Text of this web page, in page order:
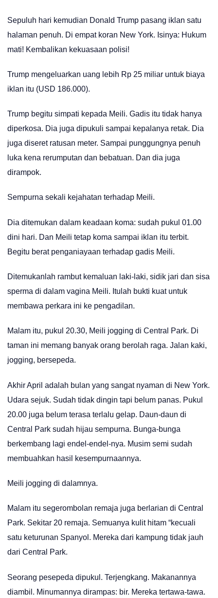
Sepuluh hari kemudian Donald Trump pasang iklan satu
halaman penuh. Di empat koran New York. Isinya: Hukum
mati! Kembalikan kekuasaan polisi!
Trump mengeluarkan uang lebih Rp 25 miliar untuk biaya
iklan itu (USD 186.000).
Trump begitu simpati kepada Meili. Gadis itu tidak hanya
diperkosa. Dia juga dipukuli sampai kepalanya retak. Dia
juga diseret ratusan meter. Sampai punggungnya penuh
luka kena rerumputan dan bebatuan. Dan dia juga
dirampok.
Sempurna sekali kejahatan terhadap Meili.
Dia ditemukan dalam keadaan koma: sudah pukul 01.00
dini hari. Dan Meili tetap koma sampai iklan itu terbit.
Begitu berat penganiayaan terhadap gadis Meili.
Ditemukanlah rambut kemaluan laki-laki, sidik jari dan sisa
sperma di dalam vagina Meili. Itulah bukti kuat untuk
membawa perkara ini ke pengadilan.
Malam itu, pukul 20.30, Meili jogging di Central Park. Di
taman ini memang banyak orang berolah raga. Jalan kaki,
jogging, bersepeda.
Akhir April adalah bulan yang sangat nyaman di New York.
Udara sejuk. Sudah tidak dingin tapi belum panas. Pukul
20.00 juga belum terasa terlalu gelap. Daun-daun di
Central Park sudah hijau sempurna. Bunga-bunga
berkembang lagi endel-endel-nya. Musim semi sudah
membuahkan hasil kesempurnaannya.
Meili jogging di dalamnya.
Malam itu segerombolan remaja juga berlarian di Central
Park. Sekitar 20 remaja. Semuanya kulit hitam “kecuali
satu keturunan Spanyol. Mereka dari kampung tidak jauh
dari Central Park.
Seorang pesepeda dipukul. Terjengkang. Makanannya
diambil. Minumannya dirampas: bir. Mereka tertawa-tawa.